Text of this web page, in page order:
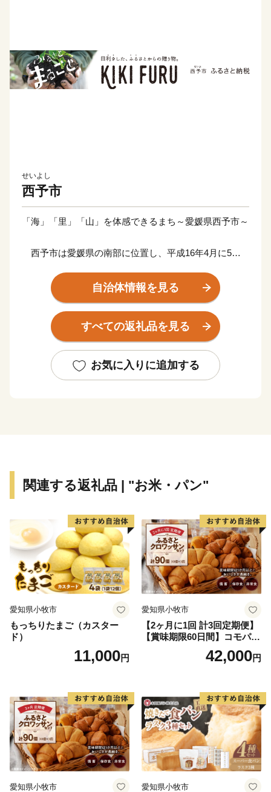
せいよし
西予市
「海」「里」「山」を体感できるまち～愛媛県西予市～
西予市は愛媛県の南部に位置し、平成16年4月に5つ
抜0mの臨海部から1,400mの山間部まで変化に富んだ地
形を有し、平成25年に市内全域が「四国西予ジオパー
ク」として日本ジオパークに認定され、美しく豊かな自
然環境・景観、その地で息づいてきた歴史と伝統文化を
このかけがえのない財産を大切に守り、「住む人が暮
らして安心を体感できるふるさと」であるよう、未来へ
自治体情報を見る
すべての返礼品を見る
お気に入りに追加する
関連する返礼品 | "お米・パン"
愛知県小牧市
もっちりたまご（カスター
ド）
11,000円
愛知県小牧市
【2ヶ月に1回 計3回定期便】
【賞味期限60日間】コモパ
ン ふるさとクロワッサンセ
ット（計90個）／災害用備蓄
42,000円
愛知県小牧市 愛知県小牧市